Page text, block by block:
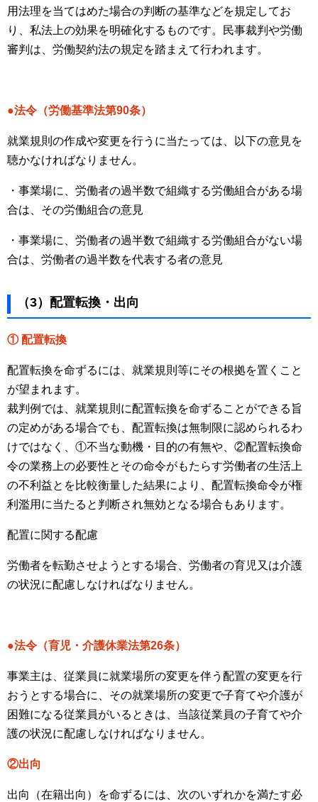
用法理を当てはめた場合の判断の基準などを規定してお
り、私法上の効果を明確化するものです。民事裁判や労働
審判は、労働契約法の規定を踏まえて行われます。
●法令（労働基準法第90条）
就業規則の作成や変更を行うに当たっては、以下の意見を
聴かなければなりません。
・事業場に、労働者の過半数で組織する労働組合がある場
合は、その労働組合の意見
・事業場に、労働者の過半数で組織する労働組合がない場
合は、労働者の過半数を代表する者の意見
（3）配置転換・出向
① 配置転換
配置転換を命ずるには、就業規則等にその根拠を置くこと
が望まれます。
裁判例では、就業規則に配置転換を命ずることができる旨
の定めがある場合でも、配置転換は無制限に認められるわ
けではなく、①不当な動機・目的の有無や、②配置転換命
令の業務上の必要性とその命令がもたらす労働者の生活上
の不利益とを比較衡量した結果により、配置転換命令が権
利濫用に当たると判断され無効となる場合もあります。
配置に関する配慮
労働者を転勤させようとする場合、労働者の育児又は介護
の状況に配慮しなければなりません。
●法令（育児・介護休業法第26条）
事業主は、従業員に就業場所の変更を伴う配置の変更を行
おうとする場合に、その就業場所の変更で子育てや介護が
困難になる従業員がいるときは、当該従業員の子育てや介
護の状況に配慮しなければなりません。
②出向
出向（在籍出向）を命ずるには、次のいずれかを満たす必